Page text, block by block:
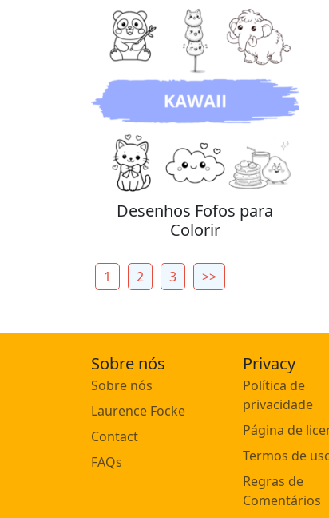
Desenhos Fofos para
Colorir
1 2 3 >>
Sobre nós
Sobre nós
Laurence Focke
Contact
FAQs
Privacy
Política de
privacidade
Página de
Termos de
Regras de
Comentários